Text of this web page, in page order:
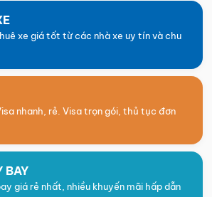
xe giá tốt từ các nhà xe uy tín và chu
nhanh, rẻ. Visa trọn gói, thủ tục đơn
BAY
giá rẻ nhất, nhiều khuyến mãi hấp dẫn